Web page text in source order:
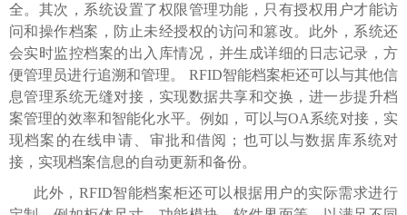
全。其次，系统设置了权限管理功能，只有授权用户才能访
问和操作档案，防止未经授权的访问和篡改。此外，系统还
会实时监控档案的出入库情况，并生成详细的日志记录，方
便管理员进行追溯和管理。 RFID智能档案柜还可以与其他信
息管理系统无缝对接，实现数据共享和交换，进一步提升档
案管理的效率和智能化水平。例如，可以与OA系统对接，实
现档案的在线申请、审批和借阅；也可以与数据库系统对
接，实现档案信息的自动更新和备份。
此外，RFID智能档案柜还可以根据用户的实际需求进行